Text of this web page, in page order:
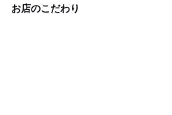
お店のこだわり